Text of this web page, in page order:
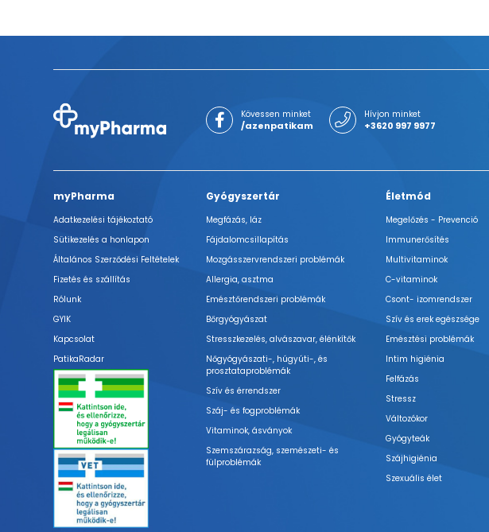
Kövessen minket
/azenpatikam
Hívjon minket
+3620 997 9977
myPharma
Adatkezelési tájékoztató
Sütikezelés a honlapon
Általános Szerződési Feltételek
Fizetés és szállítás
Rólunk
GYIK
Kapcsolat
PatikaRadar
Gyógyszertár
Megfázás, láz
Fájdalomcsillapítás
Mozgásszervrendszeri problémák
Allergia, asztma
Emésztőrendszeri problémák
Bőrgyógyászat
Stresszkezelés, alvászavar, élénkítők
Nőgyógyászati-, húgyúti-, és
prosztataproblémák
Szív és érrendszer
Száj- és fogproblémák
Vitaminok, ásványok
Szemszárazság, szemészeti- és
fülproblémák
Életmód
Megelőzés - Prevenció
Immunerősítés
Multivitaminok
C-vitaminok
Csont- izomrendszer
Szív és erek egészsége
Emésztési problémák
Intim higiénia
Felfázás
Stressz
Változókor
Gyógyteák
Szájhigiénia
Szexuális élet